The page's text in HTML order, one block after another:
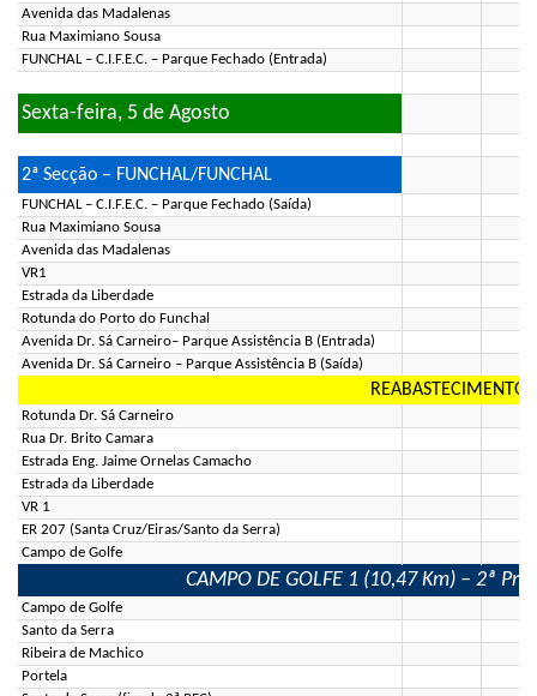
Avenida das Madalenas
Rua Maximiano Sousa
FUNCHAL – C.I.F.E.C. – Parque Fechado (Entrada)
Sexta-feira, 5 de Agosto
2ª Secção – FUNCHAL/FUNCHAL
FUNCHAL – C.I.F.E.C. – Parque Fechado (Saída)
Rua Maximiano Sousa
Avenida das Madalenas
VR1
Estrada da Liberdade
Rotunda do Porto do Funchal
Avenida Dr. Sá Carneiro– Parque Assistência B (Entrada)
Avenida Dr. Sá Carneiro – Parque Assistência B (Saída)
REABASTECIMENTO
Rotunda Dr. Sá Carneiro
Rua Dr. Brito Camara
Estrada Eng. Jaime Ornelas Camacho
Estrada da Liberdade
VR 1
ER 207 (Santa Cruz/Eiras/Santo da Serra)
Campo de Golfe
CAMPO DE GOLFE 1 (10,47 Km) – 2ª
Campo de Golfe
Santo da Serra
Ribeira de Machico
Portela